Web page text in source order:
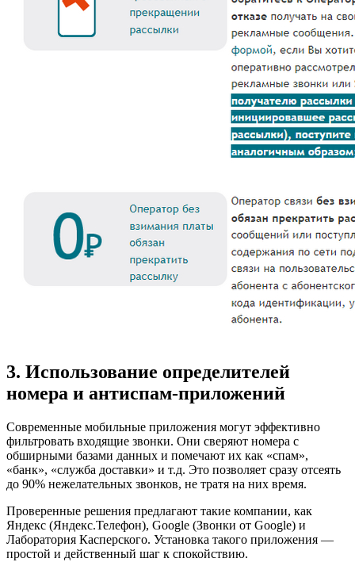
3. Использование определителей
номера и антиспам-приложений
Современные мобильные приложения могут эффективно
фильтровать входящие звонки. Они сверяют номера с
обширными базами данных и помечают их как «спам»,
«банк», «служба доставки» и т.д. Это позволяет сразу отсеять
до 90% нежелательных звонков, не тратя на них время.
Проверенные решения предлагают такие компании, как
Яндекс (Яндекс.Телефон), Google (Звонки от Google) и
Лаборатория Касперского. Установка такого приложения —
простой и действенный шаг к спокойствию.